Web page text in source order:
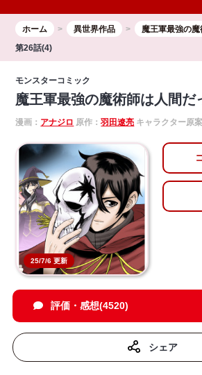
ホーム 異世界作品
魔王軍最強の
第26話(4)
モンスターコミック
魔王軍最強の魔術師は人間だ
漫画： アナジロ 原作：羽田遼亮 キャラクター原案
25/7/6 更新
評価・感想(4520)
シェア